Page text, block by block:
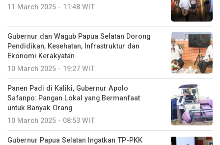
11 March 2025 - 11:48 WIT
Gubernur dan Wagub Papua Selatan Dorong
Pendidikan, Kesehatan, Infrastruktur dan
Ekonomi Kerakyatan
10 March 2025 - 19:27 WIT
Panen Padi di Kaliki, Gubernur Apolo
Safanpo: Pangan Lokal yang Bermanfaat
untuk Banyak Orang
10 March 2025 - 08:53 WIT
Gubernur Papua Selatan Ingatkan TP-PKK